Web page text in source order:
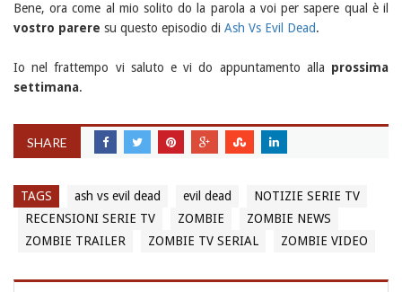
Bene, ora come al mio solito do la parola a voi per sapere qual è il
vostro parere su questo episodio di Ash Vs Evil Dead.
Io nel frattempo vi saluto e vi do appuntamento alla prossima
settimana.
SHARE
TAGS ash vs evil dead evil dead
NOTIZIE SERIE TV
RECENSIONI SERIE TV
ZOMBIE
ZOMBIE NEWS
ZOMBIE TRAILER
ZOMBIE TV SERIAL ZOMBIE VIDEO